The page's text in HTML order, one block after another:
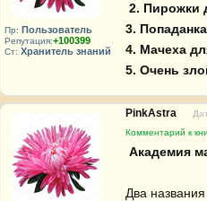
Пр: Пользователь
Репутация:+100399
Ст: Хранитель знаний
2. Пирожки
3.
4. Мачеха
5. Очень
PinkAstra
Комментарий к
Академия
Два